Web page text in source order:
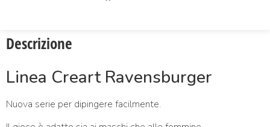
Descrizione
Linea Creart Ravensburger
Nuova serie per dipingere facilmente.